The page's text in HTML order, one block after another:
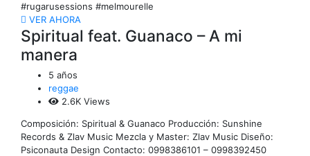
#rugarusessions #melmourelle
VER AHORA
Spiritual feat. Guanaco – A mi
manera
5 años
reggae
2.6K Views
Composición: Spiritual & Guanaco Producción: Sunshine
Records & Zlav Music Mezcla y Master: Zlav Music Diseño:
Psiconauta Design Contacto: 0998386101 – 0998392450